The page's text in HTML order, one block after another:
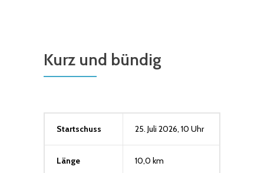
Kurz und bündig
Startschuss 25. Juli 2026, 10 Uhr
Länge 10,0 km